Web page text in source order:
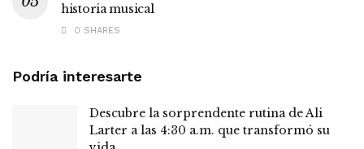
historia musical
0 SHARES
Podría interesarte
Descubre la sorprendente rutina de Ali
Larter a las 4:30 a.m. que transformó su